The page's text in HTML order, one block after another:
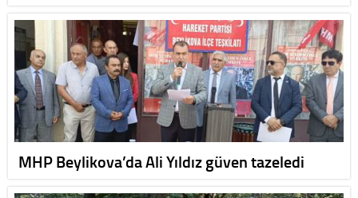
MHP Beylikova’da Ali Yıldız güven tazeledi